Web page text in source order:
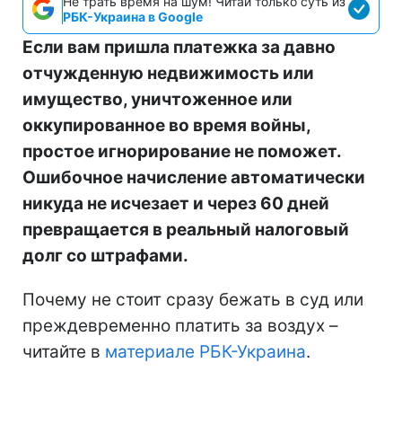
РБК-Украина в Google
Если вам пришла платежка за давно
отчужденную недвижимость или
имущество, уничтоженное или
оккупированное во время войны,
простое игнорирование не поможет.
Ошибочное начисление автоматически
никуда не исчезает и через 60 дней
превращается в реальный налоговый
долг со штрафами.
Почему не стоит сразу бежать в суд или
преждевременно платить за воздух –
читайте в материале РБК-Украина.